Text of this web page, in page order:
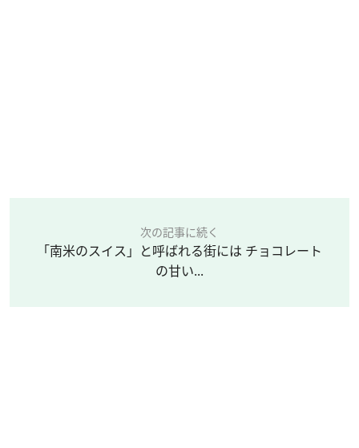
次の記事に続く
「南米のスイス」と呼ばれる街には チョコレート
の甘い...